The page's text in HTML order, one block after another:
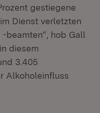
gestiegene
Dienst verletzten
beamten“, hob Gall
diesem
3.405
Alkoholeinfluss